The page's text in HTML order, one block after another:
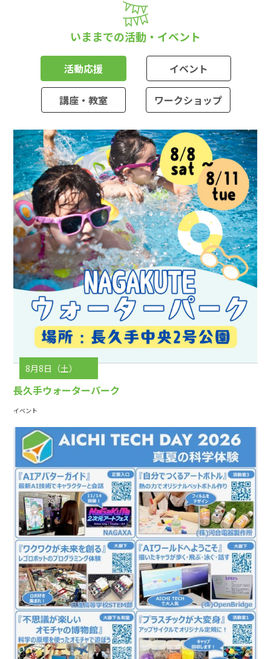
いままでの活動・イベント
活動応援 イベント
講座・教室 ワークショップ
8月8日（土）
長久手ウォーターパーク
イベント